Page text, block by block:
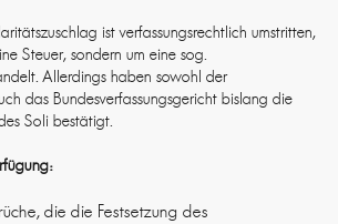
ist verfassungsrechtlich umstritten,
Steuer, sondern um eine sog.
Allerdings haben sowohl der
das Bundesverfassungsgericht bislang die
Soli bestätigt.
die die Festsetzung des